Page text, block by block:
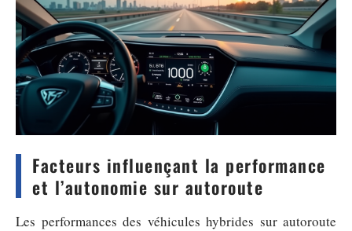
Facteurs influençant la performance
et l’autonomie sur autoroute
Les performances des véhicules hybrides sur autoroute